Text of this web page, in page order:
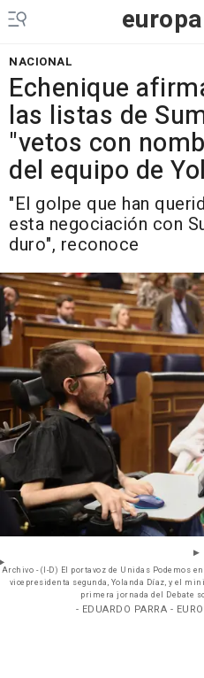
europa
NACIONAL
Echenique
las listas de
"vetos con
del equipo de
"El golpe que han
esta negociación con
duro", reconoce
Archivo - (I-D) El portavoz de Unidas Podemos
vicepresidenta segunda, Yolanda Díaz, y el
primera jornada del Debate
- EDUARDO PARRA -